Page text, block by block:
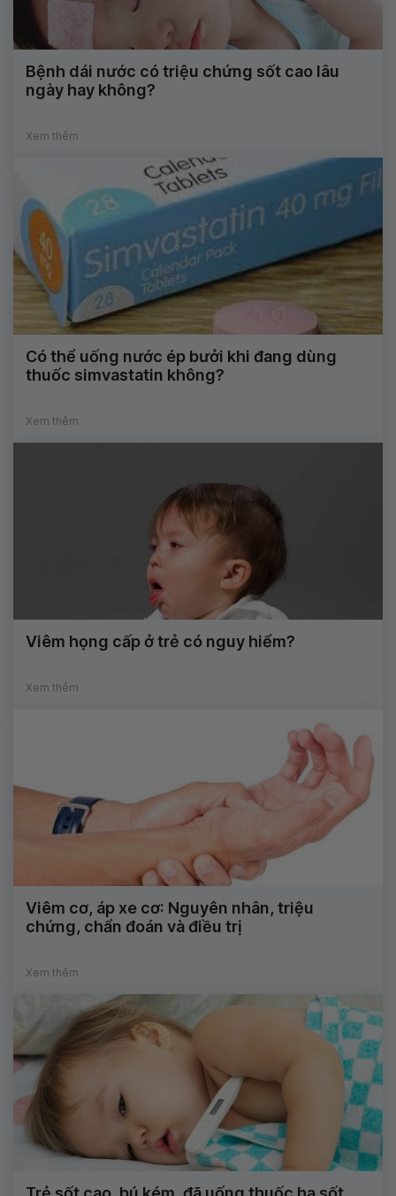
Bệnh dái nước có triệu chứng sốt cao lâu
ngày hay không?
Xem thêm
Có thể uống nước ép bưởi khi đang dùng
thuốc simvastatin không?
Xem thêm
Viêm họng cấp ở trẻ có nguy hiểm?
Xem thêm
Viêm cơ, áp xe cơ: Nguyên nhân, triệu
chứng, chẩn đoán và điều trị
Xem thêm